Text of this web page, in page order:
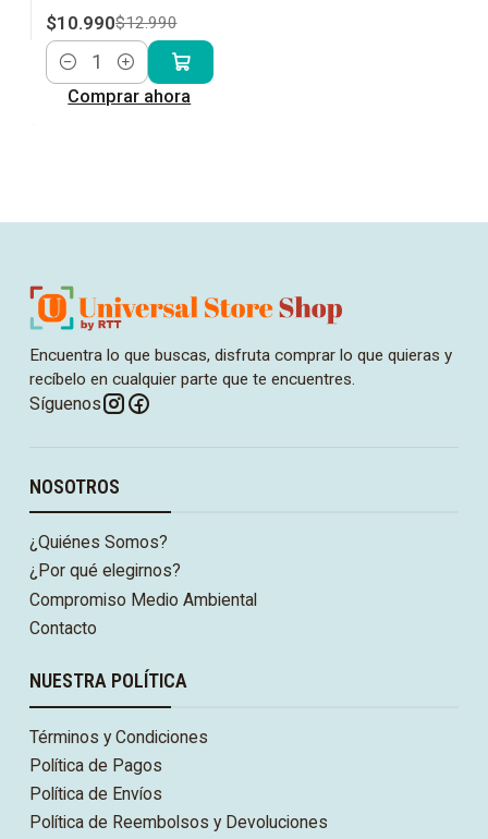
$10.990$12.990
Cantidad
Comprar ahora
Encuentra lo que buscas, disfruta comprar lo que quieras y
recíbelo en cualquier parte que te encuentres.
Síguenos
NOSOTROS
¿Quiénes Somos?
¿Por qué elegirnos?
Compromiso Medio Ambiental
Contacto
NUESTRA POLÍTICA
Términos y Condiciones
Política de Pagos
Política de Envíos
Política de Reembolsos y Devoluciones